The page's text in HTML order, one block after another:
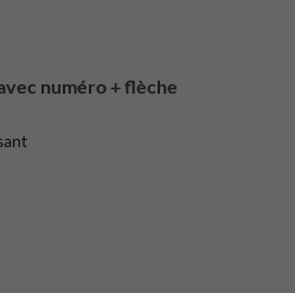
numéro + flèche